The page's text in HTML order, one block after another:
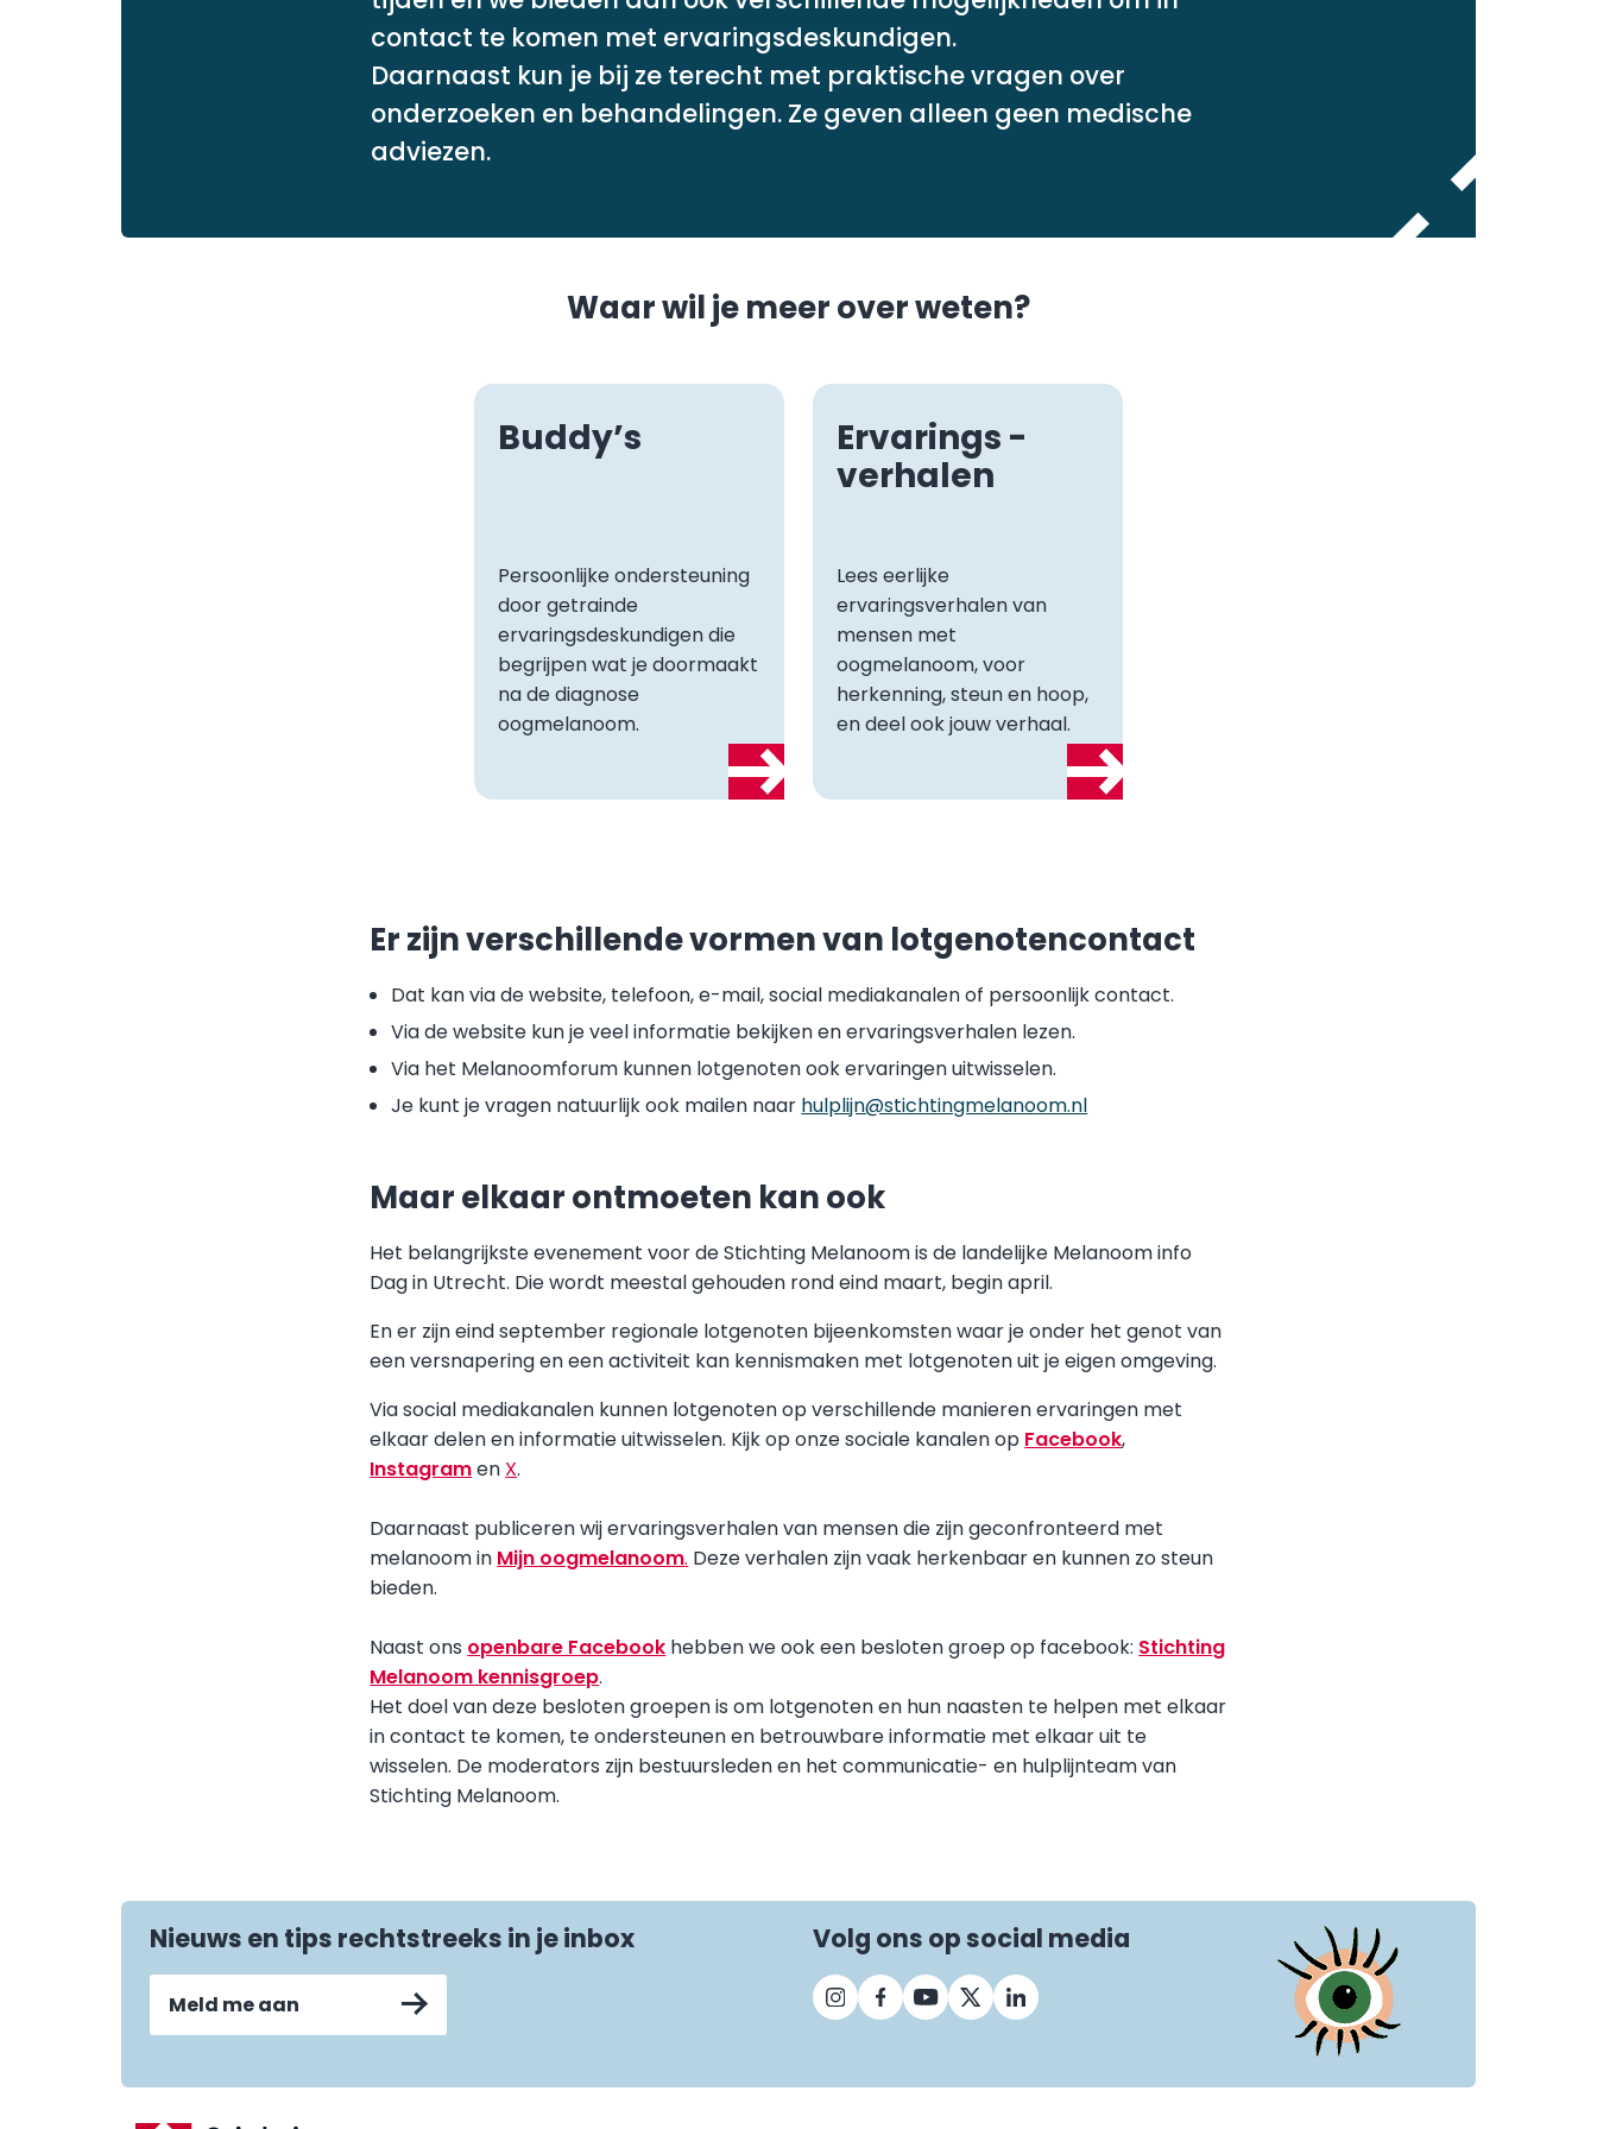
contact te komen met ervaringsdeskundigen.
Daarnaast kun je bij ze terecht met praktische vragen over
onderzoeken en behandelingen. Ze geven alleen geen medische
adviezen.
Waar wil je meer over weten?
Buddy’s
Persoonlijke ondersteuning
door getrainde
ervaringsdeskundigen die
begrijpen wat je doormaakt
na de diagnose
oogmelanoom.
Ervarings -
verhalen
Lees eerlijke
ervaringsverhalen van
mensen met
oogmelanoom, voor
herkenning, steun en hoop,
en deel ook jouw verhaal.
Er zijn verschillende vormen van lotgenotencontact
Dat kan via de website, telefoon, e-mail, social mediakanalen of persoonlijk contact.
Via de website kun je veel informatie bekijken en ervaringsverhalen lezen.
Via het Melanoomforum kunnen lotgenoten ook ervaringen uitwisselen.
Je kunt je vragen natuurlijk ook mailen naar hulplijn@stichtingmelanoom.nl
Maar elkaar ontmoeten kan ook
Het belangrijkste evenement voor de Stichting Melanoom is de landelijke Melanoom info
Dag in Utrecht. Die wordt meestal gehouden rond eind maart, begin april.
En er zijn eind september regionale lotgenoten bijeenkomsten waar je onder het genot van
een versnapering en een activiteit kan kennismaken met lotgenoten uit je eigen omgeving.
Via social mediakanalen kunnen lotgenoten op verschillende manieren ervaringen met
elkaar delen en informatie uitwisselen. Kijk op onze sociale kanalen op Facebook,
Instagramen X.
Daarnaast publiceren wij ervaringsverhalen van mensen die zijn geconfronteerd met
melanoom in Mijn oogmelanoom. Deze verhalen zijn vaak herkenbaar en kunnen zo steun
bieden.
Naast ons openbare Facebook hebben we ook een besloten groep op facebook: Stichting
Melanoom kennisgroep.
Het doel van deze besloten groepen is om lotgenoten en hun naasten te helpen met elkaar
in contact te komen, te ondersteunen en betrouwbare informatie met elkaar uit te
wisselen. De moderators zijn bestuursleden en het communicatie- en hulplijnteam van
Stichting Melanoom.
Nieuws en tips rechtstreeks in je inbox
Meld me aan
Volg ons op social media